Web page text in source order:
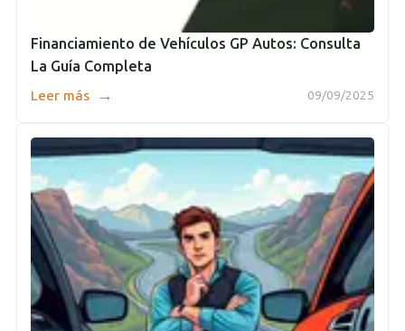
Financiamiento de Vehículos GP Autos: Consulta
La Guía Completa
09/09/2025
Leer más →